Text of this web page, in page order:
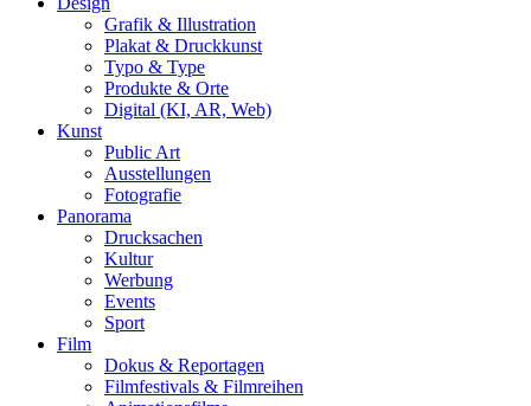
Grafik & Illustration
Plakat & Druckkunst
Typo & Type
Produkte & Orte
Digital (KI, AR, Web)
Kunst
Public Art
Ausstellungen
Fotografie
Panorama
Drucksachen
Kultur
Werbung
Events
Sport
Film
Dokus & Reportagen
Filmfestivals & Filmreihen